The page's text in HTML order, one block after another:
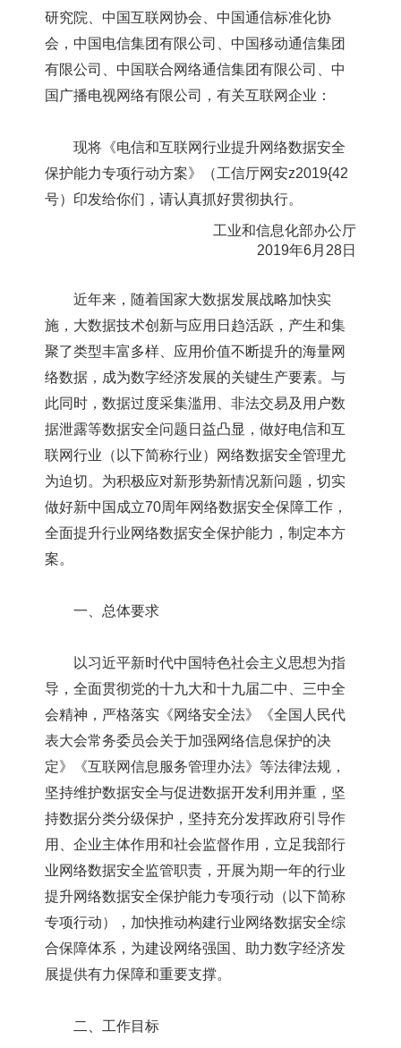
研究院、中国互联网协会、中国通信标准化协
会，中国电信集团有限公司、中国移动通信集团
有限公司、中国联合网络通信集团有限公司、中
国广播电视网络有限公司，有关互联网企业：
现将《电信和互联网行业提升网络数据安全
保护能力专项行动方案》（工信厅网安z2019{42
号）印发给你们，请认真抓好贯彻执行。
工业和信息化部办公厅
2019年6月28日
近年来，随着国家大数据发展战略加快实
施，大数据技术创新与应用日趋活跃，产生和集
聚了类型丰富多样、应用价值不断提升的海量网
络数据，成为数字经济发展的关键生产要素。与
此同时，数据过度采集滥用、非法交易及用户数
据泄露等数据安全问题日益凸显，做好电信和互
联网行业（以下简称行业）网络数据安全管理尤
为迫切。为积极应对新形势新情况新问题，切实
做好新中国成立70周年网络数据安全保障工作，
全面提升行业网络数据安全保护能力，制定本方
案。
一、总体要求
以习近平新时代中国特色社会主义思想为指
导，全面贯彻党的十九大和十九届二中、三中全
会精神，严格落实《网络安全法》《全国人民代
表大会常务委员会关于加强网络信息保护的决
定》《互联网信息服务管理办法》等法律法规，
坚持维护数据安全与促进数据开发利用并重，坚
持数据分类分级保护，坚持充分发挥政府引导作
用、企业主体作用和社会监督作用，立足我部行
业网络数据安全监管职责，开展为期一年的行业
提升网络数据安全保护能力专项行动（以下简称
专项行动），加快推动构建行业网络数据安全综
合保障体系，为建设网络强国、助力数字经济发
展提供有力保障和重要支撑。
二、工作目标